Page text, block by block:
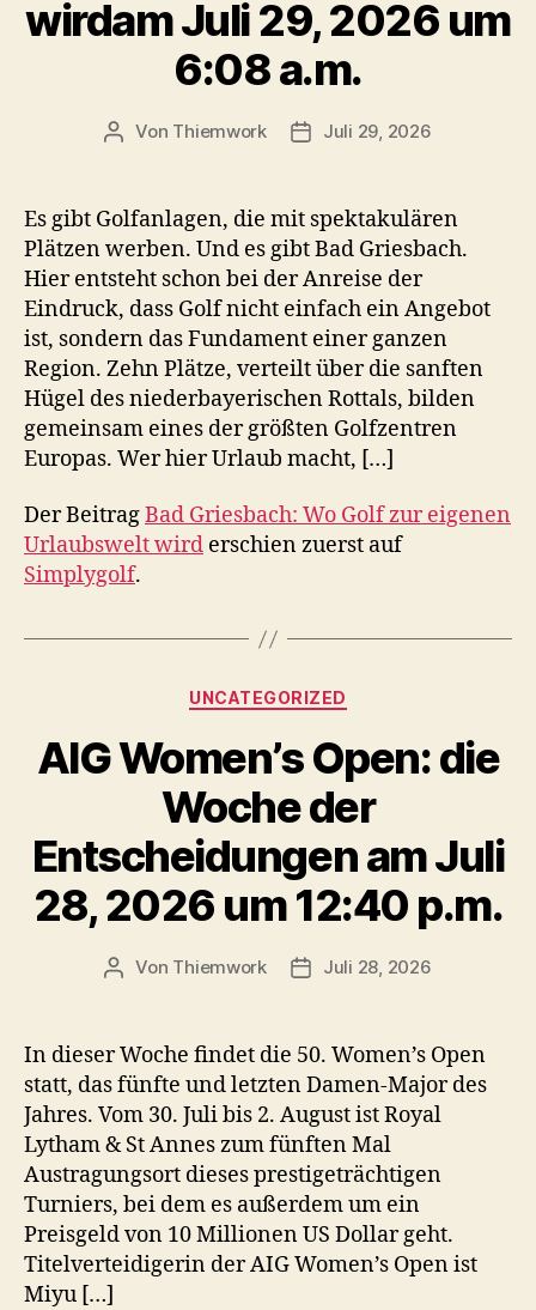
wirdam Juli 29, 2026 um
6:08 a.m.
Beitragsautor
Von Thiemwork Veröffentlichungsdatum
Juli 29, 2026
Es gibt Golfanlagen, die mit spektakulären
Plätzen werben. Und es gibt Bad Griesbach.
Hier entsteht schon bei der Anreise der
Eindruck, dass Golf nicht einfach ein Angebot
ist, sondern das Fundament einer ganzen
Region. Zehn Plätze, verteilt über die sanften
Hügel des niederbayerischen Rottals, bilden
gemeinsam eines der größten Golfzentren
Europas. Wer hier Urlaub macht, […]
Der BeitragBad Griesbach: Wo Golf zur eigenen
Urlaubswelt wird erschien zuerst auf
Simplygolf.
Kategorien
UNCATEGORIZED
AIG Women’s Open: die
Woche der
Entscheidungen am Juli
28, 2026 um 12:40 p.m.
Beitragsautor
Von Thiemwork Veröffentlichungsdatum
Juli 28, 2026
In dieser Woche findet die 50. Women’s Open
statt, das fünfte und letzten Damen-Major des
Jahres. Vom 30. Juli bis 2. August ist Royal
Lytham & St Annes zum fünften Mal
Austragungsort dieses prestigeträchtigen
Turniers, bei dem es außerdem um ein
Preisgeld von 10 Millionen US Dollar geht.
Titelverteidigerin der AIG Women’s Open ist
Miyu […]